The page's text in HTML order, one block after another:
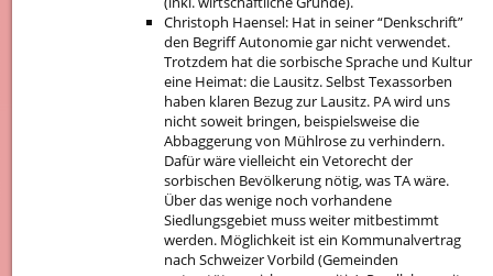
Christoph Haensel: Hat in seiner “Denkschrift”
den Begriff Autonomie gar nicht verwendet.
Trotzdem hat die sorbische Sprache und Kultur
eine Heimat: die Lausitz. Selbst Texassorben
haben klaren Bezug zur Lausitz. PA wird uns
nicht soweit bringen, beispielsweise die
Abbaggerung von Mühlrose zu verhindern.
Dafür wäre vielleicht ein Vetorecht der
sorbischen Bevölkerung nötig, was TA wäre.
Über das wenige noch vorhandene
Siedlungsgebiet muss weiter mitbestimmt
werden. Möglichkeit ist ein Kommunalvertrag
nach Schweizer Vorbild (Gemeinden